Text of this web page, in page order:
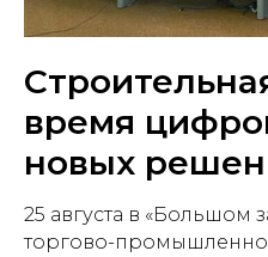
время
новых
25 августа в «Большом
торгово-